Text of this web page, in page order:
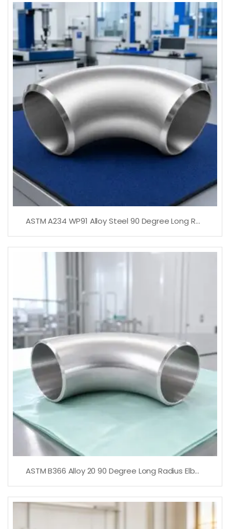
ASTM A234 WP91 Alloy Steel 90 Degree Long Radius Elbow
ASTM B366 Alloy 20 90 Degree Long Radius Elbow